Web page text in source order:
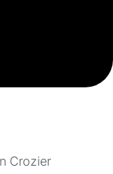
Crozier